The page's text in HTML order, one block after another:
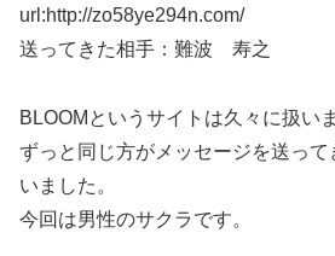
url:http://zo58ye294n.com/
送ってきた相手：難波 寿之
BLOOMというサイトは久々に扱いま
ずっと同じ方がメッセージを送っ
いました。
今回は男性のサクラです。